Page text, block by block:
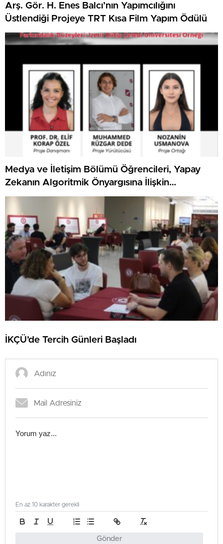
Arş. Gör. H. Enes Balcı’nın Yapımcılığını
Üstlendiği Projeye TRT Kısa Film Yapım Ödülü
Medya ve İletişim Bölümü Öğrencileri, Yapay
Zekanın Algoritmik Önyargısına İlişkin
Farkındalık Düzeylerini Araştıracak
İKÇÜ’de Tercih Günleri Başladı
Gönder
En az 10 karakter gerekli